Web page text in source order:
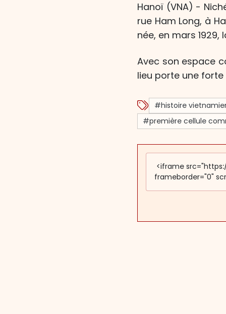
Hanoï (VNA) -
rue Ham Long, à
née, en mars
Avec son espace
lieu porte une
#histoire
#première cellule